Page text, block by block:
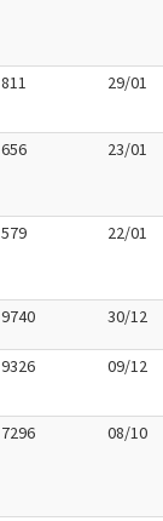
811 29/01
656 23/01
579 22/01
9740 30/12
9326 09/12
7296 08/10